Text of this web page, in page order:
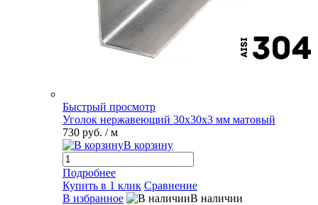
Быстрый просмотр
Уголок нержавеющий 30х30х3 мм матовый
730 руб. / м
В корзину
Подробнее
Купить в 1 клик Сравнение
В избранное
В наличии